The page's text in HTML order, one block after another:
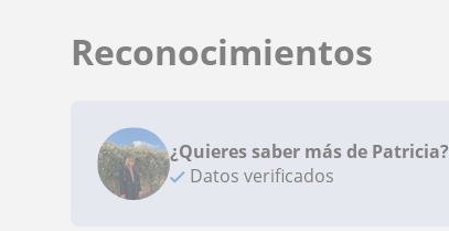
Reconocimientos
¿Quieres saber más de Patricia?
Datos verificados